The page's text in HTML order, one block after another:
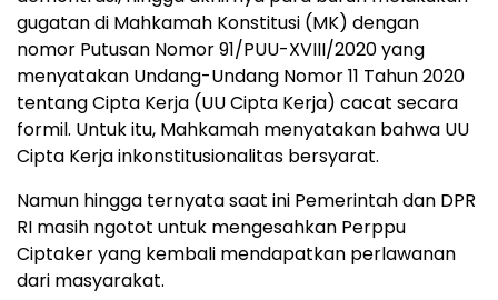
gugatan di Mahkamah Konstitusi (MK) dengan
nomor Putusan Nomor 91/PUU-XVIII/2020 yang
menyatakan Undang-Undang Nomor 11 Tahun 2020
tentang Cipta Kerja (UU Cipta Kerja) cacat secara
formil. Untuk itu, Mahkamah menyatakan bahwa UU
Cipta Kerja inkonstitusionalitas bersyarat.
Namun hingga ternyata saat ini Pemerintah dan DPR
RI masih ngotot untuk mengesahkan Perppu
Ciptaker yang kembali mendapatkan perlawanan
dari masyarakat.